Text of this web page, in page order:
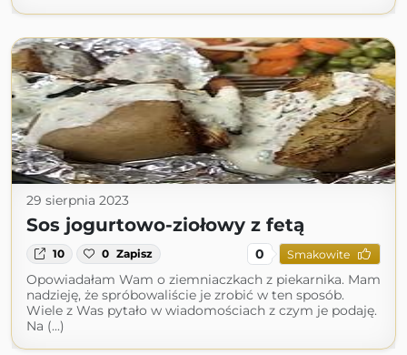
29 sierpnia 2023
Sos jogurtowo-ziołowy z fetą
10 0 Zapisz 0 Smakowite
Opowiadałam Wam o ziemniaczkach z piekarnika. Mam
nadzieję, że spróbowaliście je zrobić w ten sposób.
Wiele z Was pytało w wiadomościach z czym je podaję.
Na (...)